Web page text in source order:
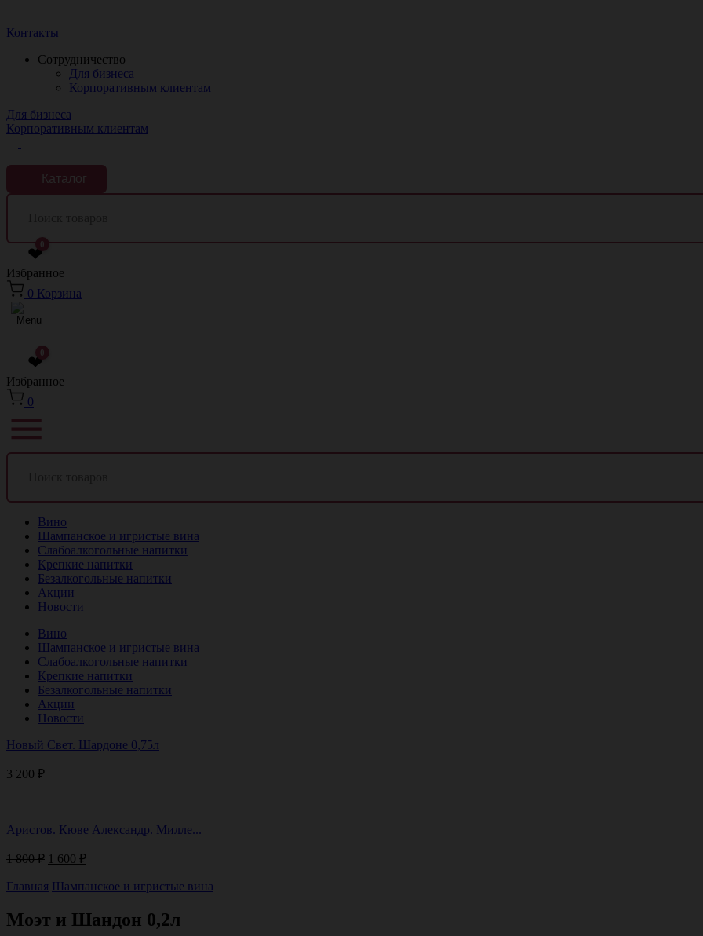
Контакты
Сотрудничество
Для бизнеса
Корпоративным клиентам
Для бизнеса
Корпоративным клиентам
Каталог
❤
0
Избранное
0 Корзина
❤
0
Избранное
0
Вино
Шампанское и игристые вина
Слабоалкогольные напитки
Крепкие напитки
Безалкогольные напитки
Акции
Новости
Вино
Шампанское и игристые вина
Слабоалкогольные напитки
Крепкие напитки
Безалкогольные напитки
Акции
Новости
Новый Свет. Шардоне 0,75л
3 200 ₽
Аристов. Кюве Александр. Милле...
1 800₽ Первоначальная
составляла
800 ₽.
1 600 ₽Текущая
1
Главная Шампанское и игристые вина
Моэт и Шандон 0,2л